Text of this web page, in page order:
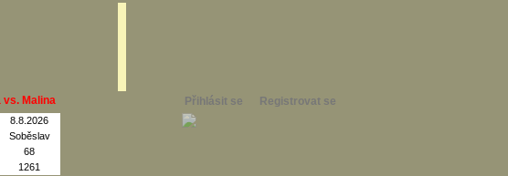
vs. Malina Přihlásit se Registrovat se
8.8.2026
Soběslav
68
1261